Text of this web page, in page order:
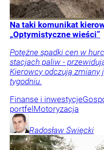
Na taki komunikat
„Optymistyczne wieści”
Potężne spadki cen w
stacjach paliw -
Kierowcy odczują zmiany
tygodniu.
Finanse i inwestycje
portfelMotoryzacja
Radosław Święcki